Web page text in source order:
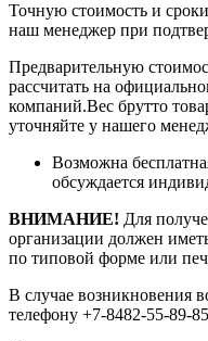
Точную стоимость и
наш менеджер при
Предварительную
рассчитать на
компаний.Вес брутто
уточняйте у нашего
Возможна
обсуждается
ВНИМАНИЕ! Для
организации должен
по типовой форме или
В случае возникновения
телефону +7-8482-55-89-85